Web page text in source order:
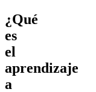
¿Qué
es
el
aprendizaje
a